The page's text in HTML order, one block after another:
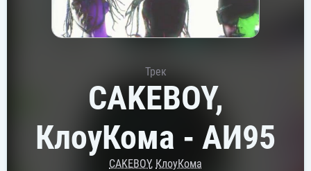
Трек
CAKEBOY,
КлоуКома - АИ95
CAKEBOY, КлоуКома